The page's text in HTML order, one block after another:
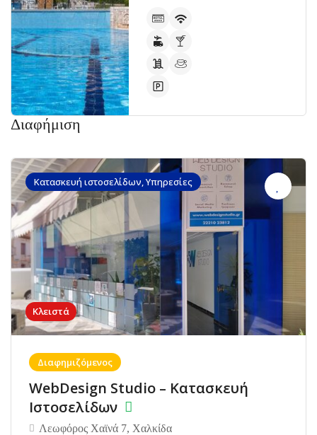
Διαφήμιση
Κλειστά
Κατασκευή ιστοσελίδων, Υπηρεσίες
Διαφημιζόμενος
WebDesign Studio – Κατασκευή
Ιστοσελίδων
Λεωφόρος Χαϊνά 7, Χαλκίδα